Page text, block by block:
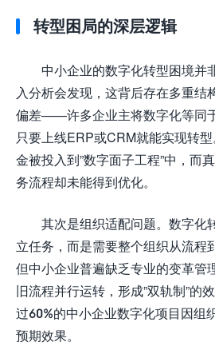
转型困局的深层逻辑
中小企业的数字化转型困境并
入分析会发现，这背后存在多重结
偏差——许多企业主将数字化等同
只要上线ERP或CRM就能实现转
金被投入到”数字面子工程”中，而
务流程却未能得到优化。
其次是组织适配问题。数字化
立任务，而是需要整个组织从流程
但中小企业普遍缺乏专业的变革管
旧流程并行运转，形成”双轨制”的
过60%的中小企业数字化项目因组
预期效果。